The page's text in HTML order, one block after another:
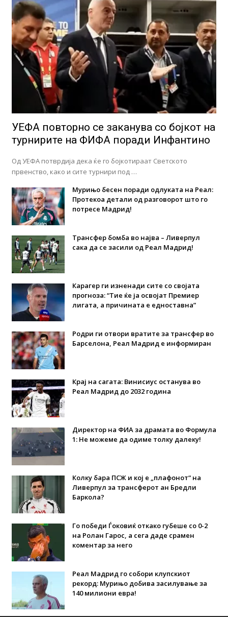
УЕФА повторно се заканува со бојкот на
турнирите на ФИФА поради Инфантино
Од УЕФА потврдија дека ќе го бојкотираат Светското
првенство, како и сите турнири под …
Мурињо бесен поради одлуката на Реал:
Протекоа детали од разговорот што го
потресе Мадрид!
Трансфер бомба во најва – Ливерпул
сака да се засили од Реал Мадрид!
Карагер ги изненади сите со својата
прогноза: “Тие ќе ја освојат Премиер
лигата, а причината е едноставна”
Родри ги отвори вратите за трансфер во
Барселона, Реал Мадрид е информиран
Крај на сагата: Винисиус останува во
Реал Мадрид до 2032 година
Директор на ФИА за драмата во Формула
1: Не можеме да одиме толку далеку!
Колку бара ПСЖ и кој е „плафонот“ на
Ливерпул за трансферот ан Бредли
Баркола?
Го победи Ѓоковиќ откако губеше со 0-2
на Ролан Гарос, а сега даде срамен
коментар за него
Реал Мадрид го собори клупскиот
рекорд: Мурињо добива засилување за
140 милиони евра!